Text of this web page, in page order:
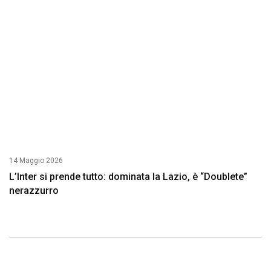
14 Maggio 2026
L’Inter si prende tutto: dominata la Lazio, è “Doublete”
nerazzurro